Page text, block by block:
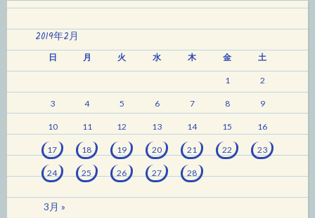
2019年2月
日 月 火 水 木 金 土
1 2
3 4 5 6 7 8 9
10 11 12 13 14 15 16
17 18 19 20 21 22 23
24 25 26 27 28
3月 »